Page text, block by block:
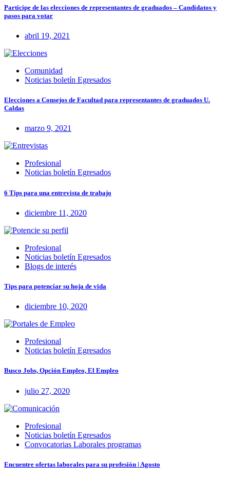
Participe de las elecciones de representantes de graduados – Candidatos y
pasos para votar
abril 19, 2021
Comunidad
Noticias boletín Egresados
Elecciones a Consejos de Facultad para representantes de graduados U.
Caldas
marzo 9, 2021
Profesional
Noticias boletín Egresados
6 Tips para una entrevista de trabajo
diciembre 11, 2020
Profesional
Noticias boletín Egresados
Blogs de interés
Tips para potenciar su hoja de vida
diciembre 10, 2020
Profesional
Noticias boletín Egresados
Busco Jobs, Opción Empleo, El Empleo
julio 27, 2020
Profesional
Noticias boletín Egresados
Convocatorias Laborales programas
Encuentre ofertas laborales para su profesión | Agosto